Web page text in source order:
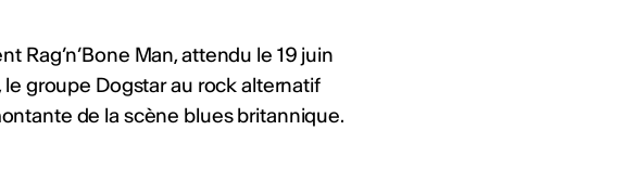
Rag’n’Bone Man, attendu le 19 juin
groupe Dogstar au rock alternatif
de la scène blues britannique.